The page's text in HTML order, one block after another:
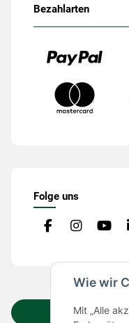
Wie wir
Mit „Alle
Bezahlarten
Folge uns
Vertrag